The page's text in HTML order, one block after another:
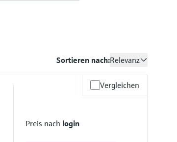
Sortieren nach:Relevanz
Vergleichen
Preis nach login